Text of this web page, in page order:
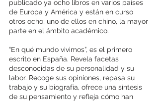
publicado ya ocho libros en varios países
de Europa y América y están en curso
otros ocho, uno de ellos en chino, la mayor
parte en el ámbito académico.
“En qué mundo vivimos”, es el primero
escrito en España. Revela facetas
desconocidas de su personalidad y su
labor. Recoge sus opiniones, repasa su
trabajo y su biografía, ofrece una síntesis
de su pensamiento y refleja cómo han